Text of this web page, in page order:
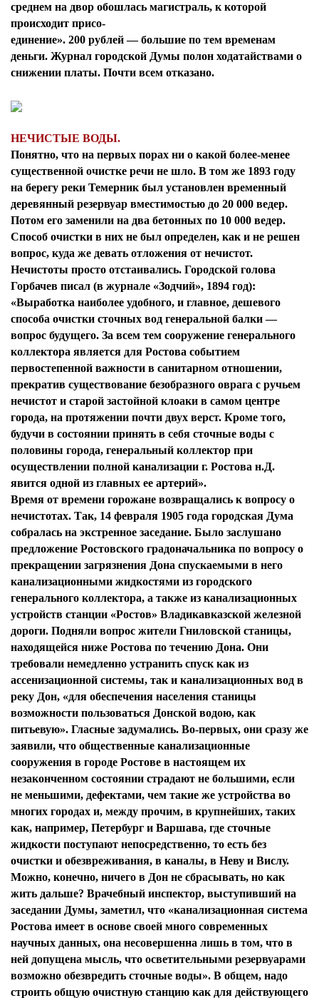
среднем на двор обошлась магистраль, к которой
происходит присо-
единение». 200 рублей — большие по тем временам
деньги. Журнал городской Думы полон ходатайствами о
снижении платы. Почти всем отказано.
НЕЧИСТЫЕ ВОДЫ.
Понятно, что на первых порах ни о какой более-менее
существенной очистке речи не шло. В том же 1893 году
на берегу реки Темерник был установлен временный
деревянный резервуар вместимостью до 20 000 ведер.
Потом его заменили на два бетонных по 10 000 ведер.
Способ очистки в них не был определен, как и не решен
вопрос, куда же девать отложения от нечистот.
Нечистоты просто отстаивались. Городской голова
Горбачев писал (в журнале «Зодчий», 1894 год):
«Выработка наиболее удобного, и главное, дешевого
способа очистки сточных вод генеральной балки —
вопрос будущего. За всем тем сооружение генерального
коллектора является для Ростова событием
первостепенной важности в санитарном отношении,
прекратив существование безобразного оврага с ручьем
нечистот и старой застойной клоаки в самом центре
города, на протяжении почти двух верст. Кроме того,
будучи в состоянии принять в себя сточные воды с
половины города, генеральный коллектор при
осуществлении полной канализации г. Ростова н.Д.
явится одной из главных ее артерий».
Время от времени горожане возвращались к вопросу о
нечистотах. Так, 14 февраля 1905 года городская Дума
собралась на экстренное заседание. Было заслушано
предложение Ростовского градоначальника по вопросу о
прекращении загрязнения Дона спускаемыми в него
канализационными жидкостями из городского
генерального коллектора, а также из канализационных
устройств станции «Ростов» Владикавказской железной
дороги. Подняли вопрос жители Гниловской станицы,
находящейся ниже Ростова по течению Дона. Они
требовали немедленно устранить спуск как из
ассенизационной системы, так и канализационных вод в
реку Дон, «для обеспечения населения станицы
возможности пользоваться Донской водою, как
питьевую». Гласные задумались. Во-первых, они сразу же
заявили, что общественные канализационные
сооружения в городе Ростове в настоящем их
незаконченном состоянии страдают не большими, если
не меньшими, дефектами, чем такие же устройства во
многих городах и, между прочим, в крупнейших, таких
как, например, Петербург и Варшава, где сточные
жидкости поступают непосредственно, то есть без
очистки и обезвреживания, в каналы, в Неву и Вислу.
Можно, конечно, ничего в Дон не сбрасывать, но как
жить дальше? Врачебный инспектор, выступивший на
заседании Думы, заметил, что «канализационная система
Ростова имеет в основе своей много современных
научных данных, она несовершенна лишь в том, что в
ней допущена мысль, что осветительными резервуарами
возможно обезвредить сточные воды». В общем, надо
строить общую очистную станцию как для действующего